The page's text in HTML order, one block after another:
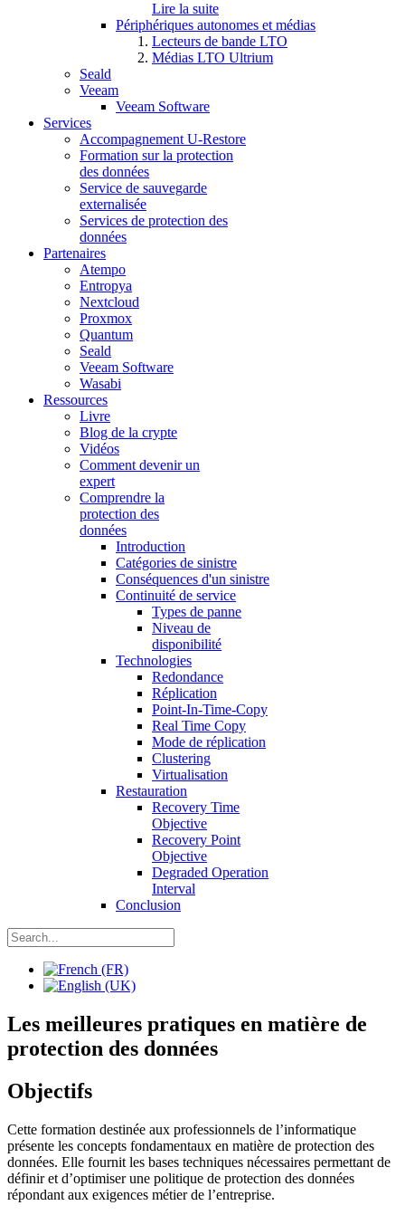
Lire la suite
Périphériques autonomes et médias
Lecteurs de bande LTO
Médias LTO Ultrium
Seald
Veeam
Veeam Software
Services
Accompagnement U-Restore
Formation sur la protection
des données
Service de sauvegarde
externalisée
Services de protection des
données
Partenaires
Atempo
Entropya
Nextcloud
Proxmox
Quantum
Seald
Veeam Software
Wasabi
Ressources
Livre
Blog de la crypte
Vidéos
Comment devenir un
expert
Comprendre la
protection des
données
Introduction
Catégories de sinistre
Conséquences d'un sinistre
Continuité de service
Types de panne
Niveau de
disponibilité
Technologies
Redondance
Réplication
Point-In-Time-Copy
Real Time Copy
Mode de réplication
Clustering
Virtualisation
Restauration
Recovery Time
Objective
Recovery Point
Objective
Degraded Operation
Interval
Conclusion
Les meilleures pratiques en matière de
protection des données
Objectifs
Cette formation destinée aux professionnels de l’informatique
présente les concepts fondamentaux en matière de protection des
données. Elle fournit les bases techniques nécessaires permettant de
définir et d’optimiser une politique de protection des données
répondant aux exigences métier de l’entreprise.